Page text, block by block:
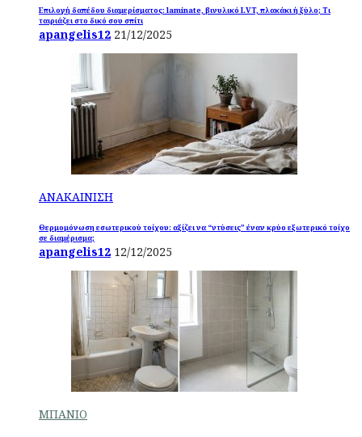
Επιλογή δαπέδου διαμερίσματος: laminate, βινυλικό LVT, πλακάκι ή ξύλο; Τι
ταιριάζει στο δικό σου σπίτι
apangelis12 21/12/2025
ΑΝΑΚΑΙΝΙΣΗ
Θερμομόνωση εσωτερικού τοίχου: αξίζει να “ντύσεις” έναν κρύο εξωτερικό τοίχο
σε διαμέρισμα;
apangelis12 12/12/2025
ΜΠΑΝΙΟ